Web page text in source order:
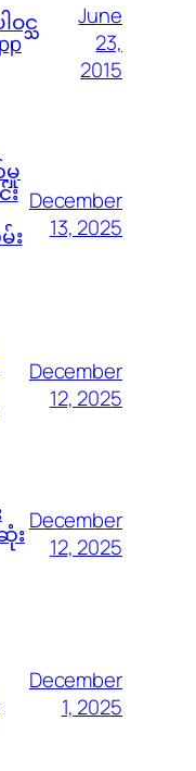
င္သ
June
23,
2015
မှု
း
December
13, 2025
December
12, 2025
းDecember
12, 2025
December
1, 2025